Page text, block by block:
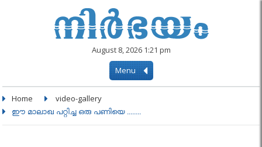
August 8, 2026 1:21 pm
Menu
Home video-gallery
ഈ മാലാഖ പറ്റിച്ച ഒരു പണിയെ ........